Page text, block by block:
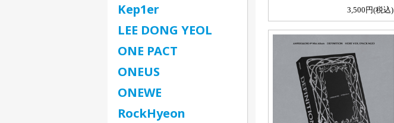
Kep1er
LEE DONG YEOL
ONE PACT
ONEUS
ONEWE
RockHyeon
3,500円(税込)